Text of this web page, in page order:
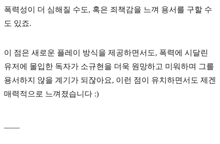
폭력성이 더 심해질 수도, 혹은 죄책감을 느껴 용서를 구할 수
도 있죠.
이 점은 새로운 플레이 방식을 제공하면서도, 폭력에 시달린
유저에 몰입한 독자가 소규현을 더욱 원망하고 미워하며 그를
용서하지 않을 계기가 되잖아요, 이런 점이 유치하면서도 제겐
매력적으로 느껴졌습니다 :)